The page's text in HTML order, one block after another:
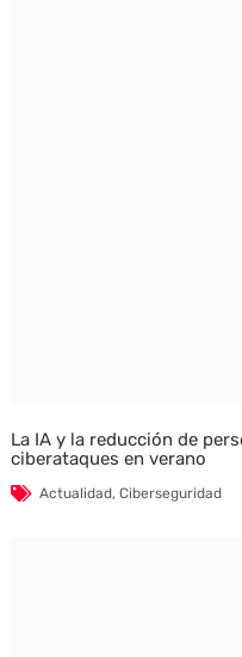
La IA y la reducción de
ciberataques en verano
Actualidad, Ciberseguridad